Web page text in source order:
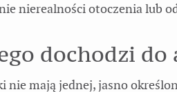
nierealności otoczenia lub
dochodzi
nie mają jednej, jasno